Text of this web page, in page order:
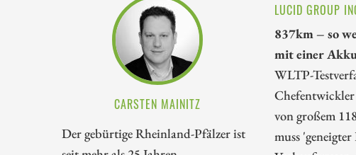
CARSTEN MAINITZ
Der gebürtige Rheinland-Pfälzer ist
LUCID GROUP
837km – so
mit einer
WLTP-
von großem
muss